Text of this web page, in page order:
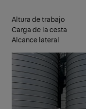
Altura de trabajo
Carga de la cesta
Alcance lateral